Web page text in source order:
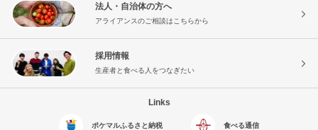
法人・自治体の方へ
アライアンスのご相談はこちらから
採用情報
生産者と食べる人をつなぎたい
Links
ポケマルふるさと納税 食べる通信